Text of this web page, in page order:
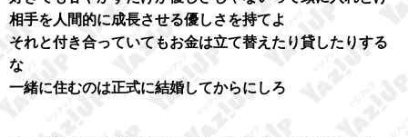
相手を人間的に成長させる優しさを持てよ
それと付き合っていてもお金は立て替えたり貸したりする
な
一緒に住むのは正式に結婚してからにしろ